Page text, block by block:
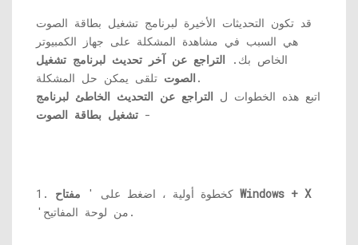
قد تكون التحديثات الأخيرة لبرنامج تشغيل بطاقة الصوت
هي السبب في مشاهدة المشكلة على جهاز الكمبيوتر
الخاص بك. التراجع عن آخر تحديث لبرنامج تشغيل
الصوت تلقى يمكن حل المشكلة.
اتبع هذه الخطوات ل التراجع عن التحديث الخاطئ لبرنامج
تشغيل بطاقة الصوت -
1. كخطوة أولية ، اضغط على ' مفتاح Windows + X
'من لوحة المفاتيح.